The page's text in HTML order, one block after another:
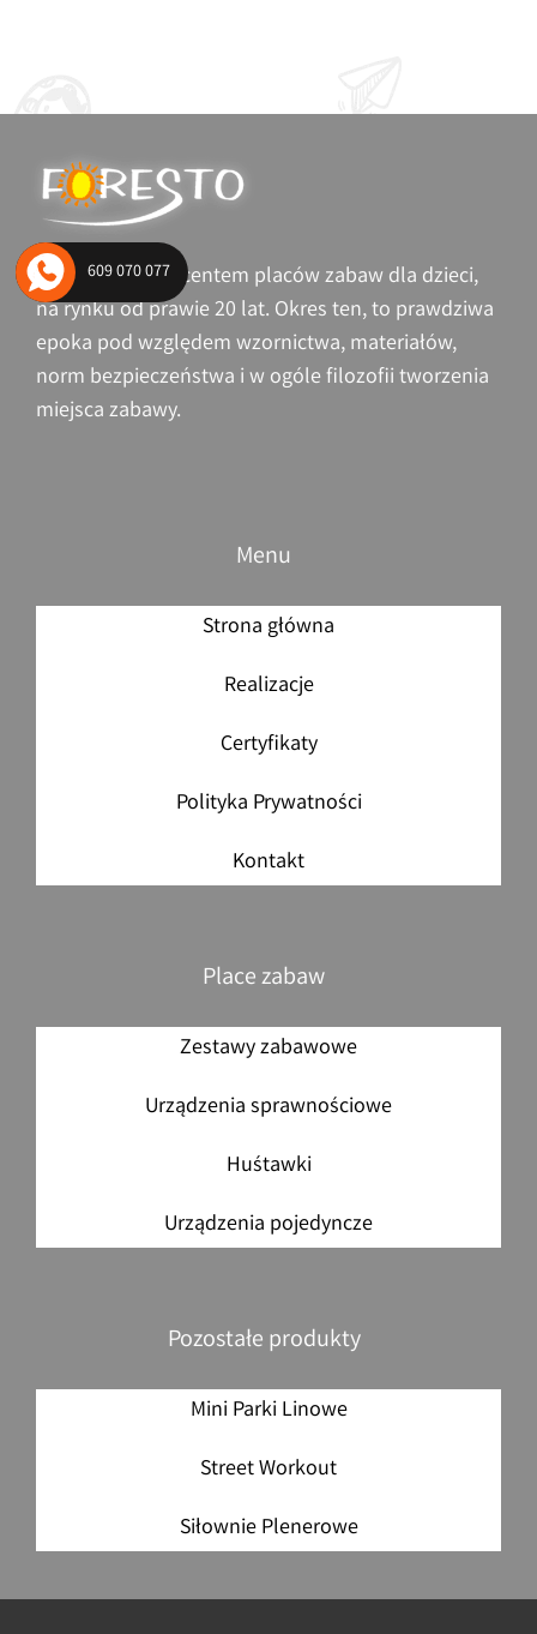
Jesteśmy producentem placów zabaw dla dzieci,
na rynku od prawie 20 lat. Okres ten, to prawdziwa
epoka pod względem wzornictwa, materiałów,
norm bezpieczeństwa i w ogóle filozofii tworzenia
miejsca zabawy.
Menu
Strona główna
Realizacje
Certyfikaty
Polityka Prywatności
Kontakt
Place zabaw
Zestawy zabawowe
Urządzenia sprawnościowe
Huśtawki
Urządzenia pojedyncze
Pozostałe produkty
Mini Parki Linowe
Street Workout
Siłownie Plenerowe
609 070 077